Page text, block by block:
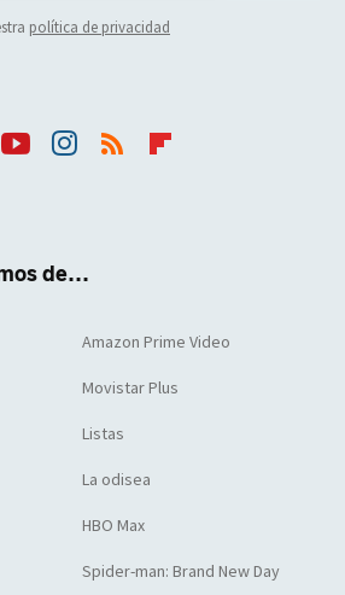
política de privacidad
de...
Amazon Prime Video
Movistar Plus
Listas
La odisea
HBO Max
Spider-man: Brand New Day